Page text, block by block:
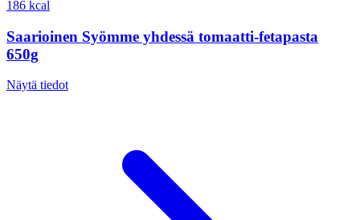
186 kcal
Saarioinen Syömme yhdessä tomaatti-fetapasta
650g
Näytä tiedot